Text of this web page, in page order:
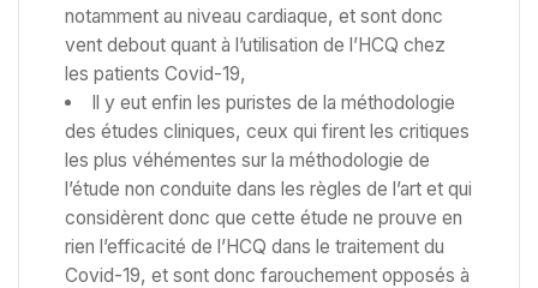
notamment au niveau cardiaque, et sont donc
vent debout quant à l’utilisation de l’HCQ chez
les patients Covid-19,
Il y eut enfin les puristes de la méthodologie
des études cliniques, ceux qui firent les critiques
les plus véhémentes sur la méthodologie de
l’étude non conduite dans les règles de l’art et qui
considèrent donc que cette étude ne prouve en
rien l’efficacité de l’HCQ dans le traitement du
Covid-19, et sont donc farouchement opposés à